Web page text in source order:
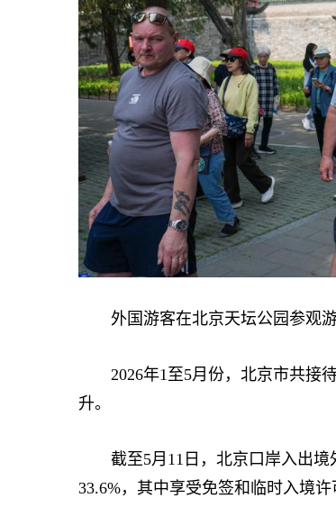
外国游客在北京天坛公园参观游
2026年1至5月份，北京市共接待
升。
截至5月11日，北京口岸入出境
33.6%，其中享受免签和临时入境